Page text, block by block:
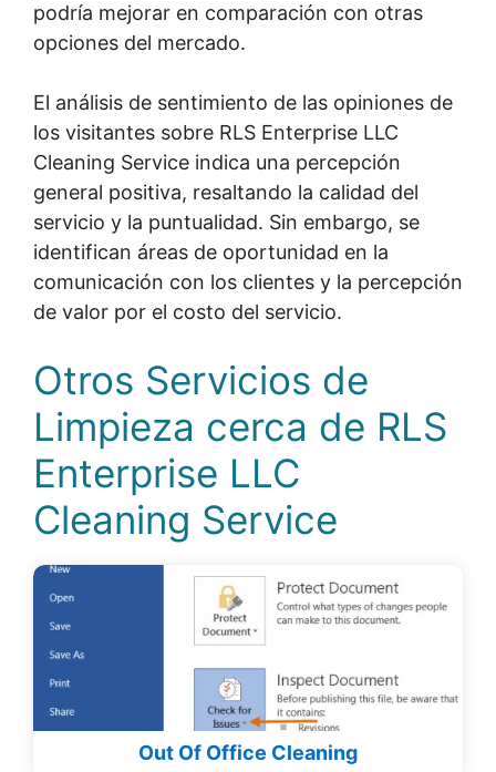
podría mejorar en comparación con otras
opciones del mercado.
El análisis de sentimiento de las opiniones de
los visitantes sobre RLS Enterprise LLC
Cleaning Service indica una percepción
general positiva, resaltando la calidad del
servicio y la puntualidad. Sin embargo, se
identifican áreas de oportunidad en la
comunicación con los clientes y la percepción
de valor por el costo del servicio.
Otros Servicios de
Limpieza cerca de RLS
Enterprise LLC
Cleaning Service
Out Of Office Cleaning